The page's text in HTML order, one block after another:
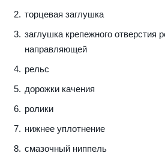
торцевая заглушка
заглушка крепежного отверстия
направляющей
рельс
дорожки качения
ролики
нижнее уплотнение
смазочный ниппель